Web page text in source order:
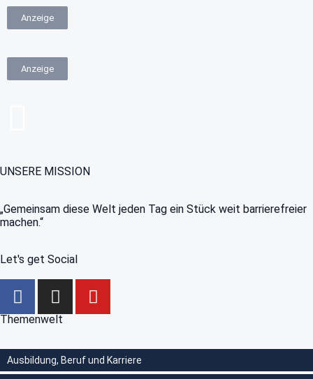
Anzeige
Anzeige
UNSERE MISSION
„Gemeinsam diese Welt jeden Tag ein Stück weit barrierefreier
machen.“
Let's get Social
Themenwelt
Ausbildung, Beruf und Karriere